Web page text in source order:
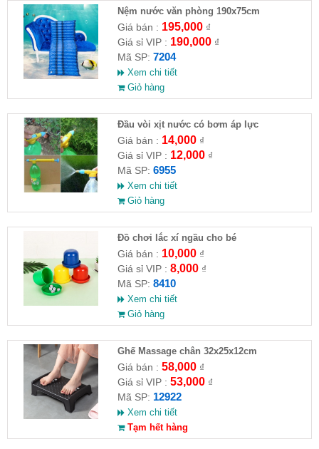
Nệm nước văn phòng 190x75cm
Giá bán : 195,000₫
Giá sỉ VIP : 190,000₫
Mã SP: 7204
Xem chi tiết
Giỏ hàng
Đầu vòi xịt nước có bơm áp lực
Giá bán : 14,000₫
Giá sỉ VIP : 12,000₫
Mã SP: 6955
Xem chi tiết
Giỏ hàng
Đồ chơi lắc xí ngầu cho bé
Giá bán : 10,000₫
Giá sỉ VIP : 8,000₫
Mã SP: 8410
Xem chi tiết
Giỏ hàng
Ghế Massage chân 32x25x12cm
Giá bán : 58,000₫
Giá sỉ VIP : 53,000₫
Mã SP: 12922
Xem chi tiết
Tạm hết hàng